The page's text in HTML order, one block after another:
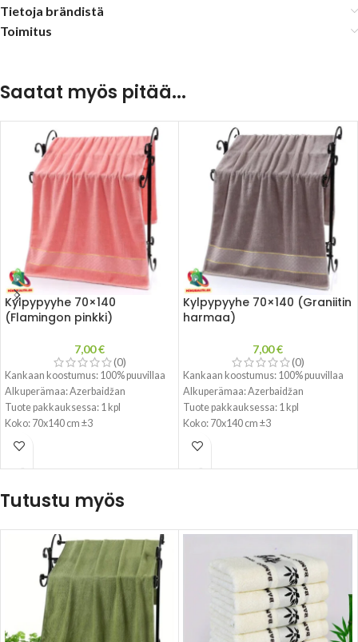
Tietoja brändistä
Toimitus
Saatat myös pitää...
Kylpypyyhe 70×140
(Flamingon pinkki)
7,00€
(0)
Kankaan koostumus: 100% puuvillaa
Alkuperämaa: Azerbaidžan
Tuote pakkauksessa: 1 kpl
Koko: 70x140 cm ±3
Paino: 400g/m2
Kylpypyyhe 70×140 (Graniitin
harmaa)
7,00€
(0)
Kankaan koostumus: 100% puuvillaa
Alkuperämaa: Azerbaidžan
Tuote pakkauksessa: 1 kpl
Koko: 70x140 cm ±3
Paino: 400g/m2
Tutustu myös